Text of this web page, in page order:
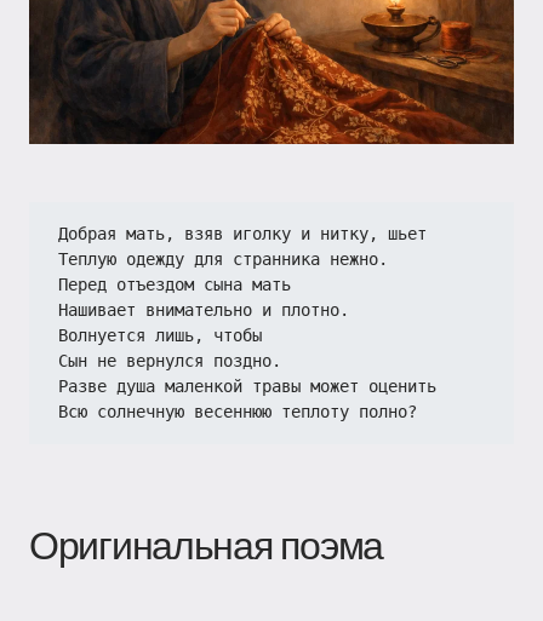
Добрая мать, взяв иголку и нитку, шьет
Теплую одежду для странника нежно.
Перед отъездом сына мать
Нашивает внимательно и плотно.
Волнуется лишь, чтобы
Сын не вернулся поздно.
Разве душа маленкой травы может оценить
Всю солнечную весеннюю теплоту полно?
Оригинальная поэма